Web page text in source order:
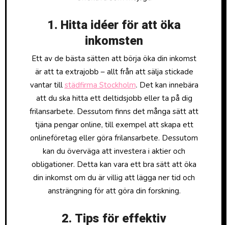
1. Hitta idéer för att öka
inkomsten
Ett av de bästa sätten att börja öka din inkomst
är att ta extrajobb – allt från att sälja stickade
vantar till städfirma Stockholm. Det kan innebära
att du ska hitta ett deltidsjobb eller ta på dig
frilansarbete. Dessutom finns det många sätt att
tjäna pengar online, till exempel att skapa ett
onlineföretag eller göra frilansarbete. Dessutom
kan du överväga att investera i aktier och
obligationer. Detta kan vara ett bra sätt att öka
din inkomst om du är villig att lägga ner tid och
ansträngning för att göra din forskning.
2. Tips för effektiv